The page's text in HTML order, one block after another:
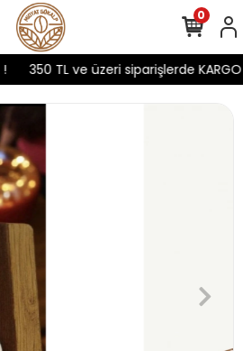
350 TL ve üzeri siparişlerde KARGO
0